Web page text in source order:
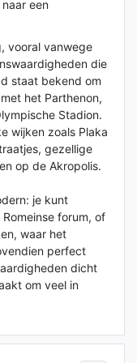
een
vooral vanwege
die
staat bekend om
het Parthenon,
Stadion.
wijken zoals Plaka
gezellige
op de Akropolis.
je kunt
forum, of
waar het
perfect
dicht
om veel in